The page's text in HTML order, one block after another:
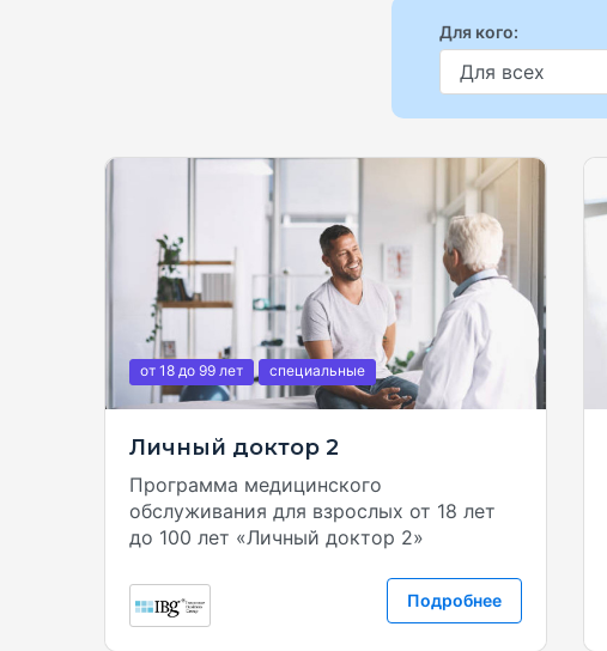
Для кого:
от 18 до 99 лет специальные
Личный доктор 2
Программа медицинского
обслуживания для взрослых от 18 лет
до 100 лет «Личный доктор 2»
Подробнее